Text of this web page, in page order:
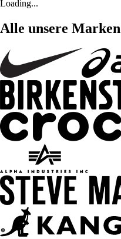
Loading...
Alle unsere Marken